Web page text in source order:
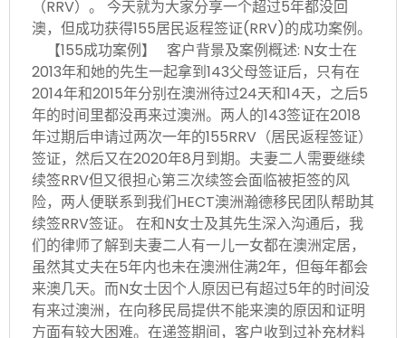
（RRV）。 今天就为大家分享一个超过5年都没回
澳，但成功获得155居民返程签证(RRV)的成功案例。
【155成功案例】 客户背景及案例概述: N女士在
2013年和她的先生一起拿到143父母签证后，只有在
2014年和2015年分别在澳洲待过24天和14天，之后5
年的时间里都没再来过澳洲。两人的143签证在2018
年过期后申请过两次一年的155RRV（居民返程签证）
签证，然后又在2020年8月到期。夫妻二人需要继续
续签RRV但又很担心第三次续签会面临被拒签的风
险，两人便联系到我们HECT澳洲瀚德移民团队帮助其
续签RRV签证。 在和N女士及其先生深入沟通后，我
们的律师了解到夫妻二人有一儿一女都在澳洲定居，
虽然其丈夫在5年内也未在澳洲住满2年，但每年都会
来澳几天。而N女士因个人原因已有超过5年的时间没
有来过澳洲，在向移民局提供不能来澳的原因和证明
方面有较大困难。在递签期间，客户收到过补充材料